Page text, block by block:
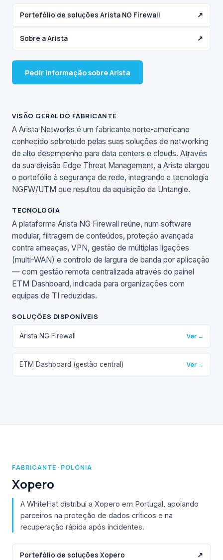
Portefólio de soluções Arista NG Firewall ↗
Sobre a Arista ↗
Pedir informação sobre Arista
VISÃO GERAL DO FABRICANTE
A Arista Networks é um fabricante norte-americano
conhecido sobretudo pelas suas soluções de networking
de alto desempenho para data centers e clouds. Através
da sua divisão Edge Threat Management, a Arista alargou
o portefólio à segurança de rede, integrando a tecnologia
NGFW/UTM que resultou da aquisição da Untangle.
TECNOLOGIA
A plataforma Arista NG Firewall reúne, num software
modular, filtragem de conteúdos, proteção avançada
contra ameaças, VPN, gestão de múltiplas ligações
(multi-WAN) e controlo de largura de banda por aplicação
— com gestão remota centralizada através do painel
ETM Dashboard, indicada para organizações com
equipas de TI reduzidas.
SOLUÇÕES DISPONÍVEIS
Arista NG Firewall Ver →
ETM Dashboard (gestão central) Ver →
FABRICANTE · POLÓNIA
Xopero
A WhiteHat distribui a Xopero em Portugal, apoiando
parceiros na proteção de dados críticos e na
recuperação rápida após incidentes.
Portefólio de soluções Xopero ↗